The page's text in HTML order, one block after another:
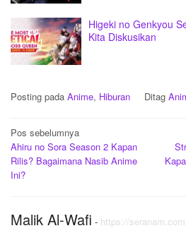
Higeki no Genkyou
Kita Diskusikan
Posting pada Anime, Hiburan Ditag
Navigasi
pos
Pos sebelumnya
Ahiru no Sora Season 2 Kapan
Rilis? Bagaimana Nasib Anime
Ini?
Malik Al-Wafi - https://seranam.com